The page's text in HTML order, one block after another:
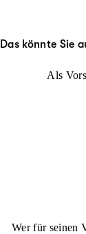
Das könnte Sie
Als
Wer für seinen